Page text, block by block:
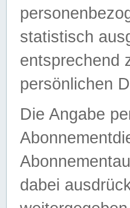
statistisch
entsprechend
persönlichen
Die Angabe
dabei